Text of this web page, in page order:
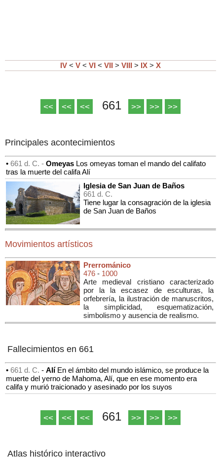
IV < V < VI < VII > VIII > IX > X
<< << << 661 >> >> >>
Principales acontecimientos
• 661 d. C. - Omeyas Los omeyas toman el mando del califato
tras la muerte del califa Alí
Iglesia de San Juan de Baños
661 d. C.
Tiene lugar la consagración de la iglesia
de San Juan de Baños
Movimientos artísticos
Prerrománico
476 - 1000
Arte medieval cristiano caracterizado
por la la escasez de esculturas, la
orfebrería, la ilustración de manuscritos,
la simplicidad, esquematización,
simbolismo y ausencia de realismo.
Fallecimientos en 661
• 661 d. C. - AlíEn el ámbito del mundo islámico, se produce la
muerte del yerno de Mahoma, Alí, que en ese momento era
califa y murió traicionado y asesinado por los suyos
<< << << 661 >> >> >>
Atlas histórico interactivo